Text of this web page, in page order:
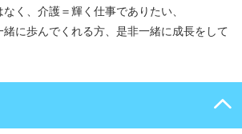
く、介護＝輝く仕事でありたい、
に歩んでくれる方、是非一緒に成長をして